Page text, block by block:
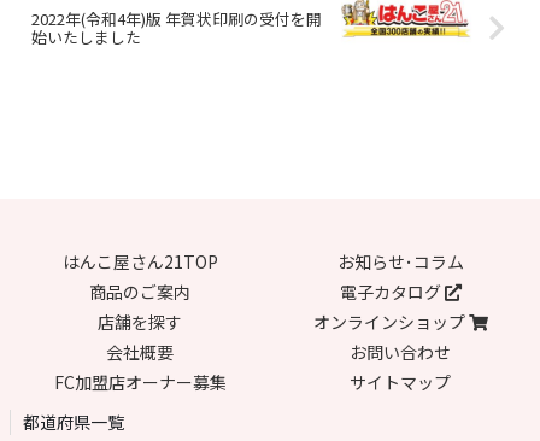
2022年(令和4年)版 年賀状印刷の受付を開
始いたしました
はんこ屋さん21TOP
お知らせ･コラム
商品のご案内
電子カタログ
店舗を探す
オンラインショップ
会社概要
お問い合わせ
FC加盟店オーナー募集
サイトマップ
都道府県一覧